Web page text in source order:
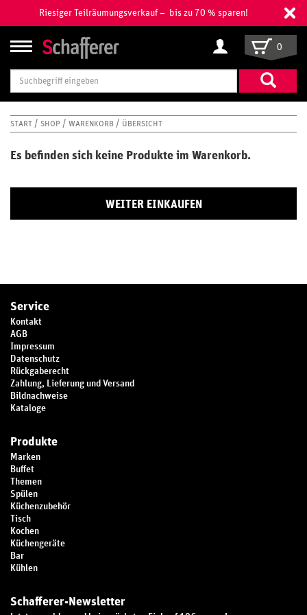
Riesiger Teilräumungsverkauf – bis zu 70 % sparen!
Suchbegriff
eingeben
0
START SHOP WARENKORB ÜBERSICHT
Es befinden sich keine Produkte im Warenkorb.
WEITER EINKAUFEN
Service
Kontakt
AGB
Impressum
Datenschutz
Rückgaberecht
Zahlung, Lieferung und Versand
Bildnachweise
Kataloge
Produkte
Marken
Buffet
Themen
Spülen
Küchenzubehör
Tisch
Kochen
Küchengeräte
Bar
Kühlen
Schafferer-Newsletter